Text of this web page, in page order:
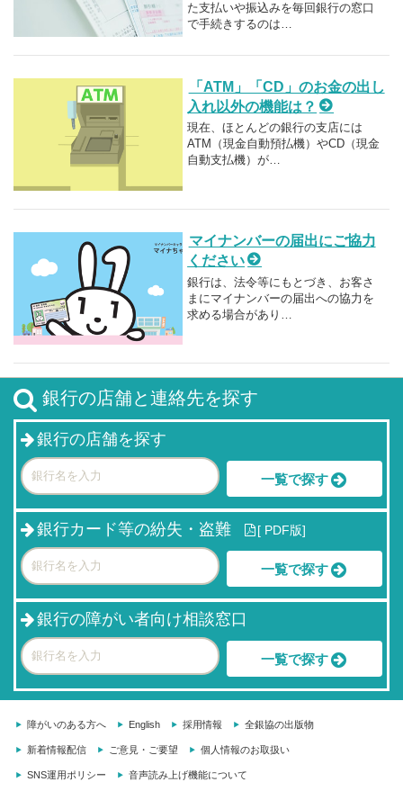
た支払いや振込みを毎回銀行の窓口
で手続きするのは…
「ATM」「CD」のお金の出し
入れ以外の機能は？
現在、ほとんどの銀行の支店には
ATM（現金自動預払機）やCD（現金
自動支払機）が…
マイナンバーの届出にご協力
ください
銀行は、法令等にもとづき、お客さ
まにマイナンバーの届出への協力を
求める場合があり…
銀行の店舗と連絡先を探す
銀行の店舗を探す
一覧で探す
銀行カード等の紛失・盗難 [ PDF版]
一覧で探す
銀行の障がい者向け相談窓口
一覧で探す
障がいのある方へ English 採用情報 全銀協の出版物
新着情報配信 ご意見・ご要望 個人情報のお取扱い
SNS運用ポリシー 音声読み上げ機能について